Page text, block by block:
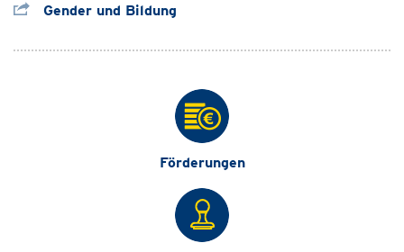
Gender und Bildung
Förderungen